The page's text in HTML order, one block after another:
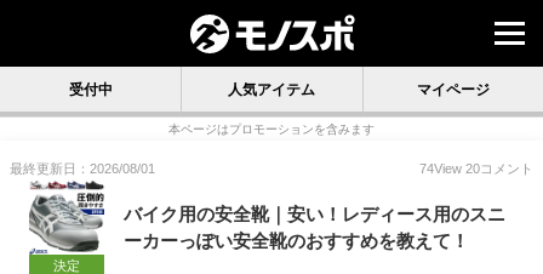
受付中 人気アイテム マイページ
本ページはプロモーションを含みます
最終更新日：2026/08/01 74View 20コメント
決定
バイク用の安全靴｜安い！レディース用のスニ
ーカーっぽい安全靴のおすすめを教えて！